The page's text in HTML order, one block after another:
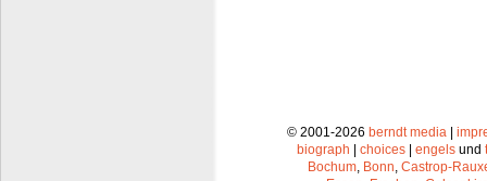
© 2001-2026 berndt media|
biograph
choices engels und
Bochum, Bonn, Castrop-